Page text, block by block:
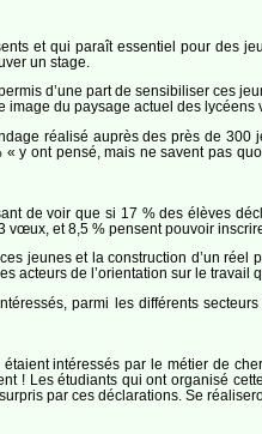
et qui paraît essentiel pour des
un stage.
d’une part de sensibiliser ces
du paysage actuel des lycéens
réalisé auprès des près de
y ont pensé, mais ne savent pas
de voir que si 17 % des élèves
vœux, et 8,5 % pensent pouvoir
jeunes et la construction d’un
acteurs de l’orientation sur le
parmi les différents
intéressés par le métier de
! Les étudiants qui ont organisé
par ces déclarations. Se